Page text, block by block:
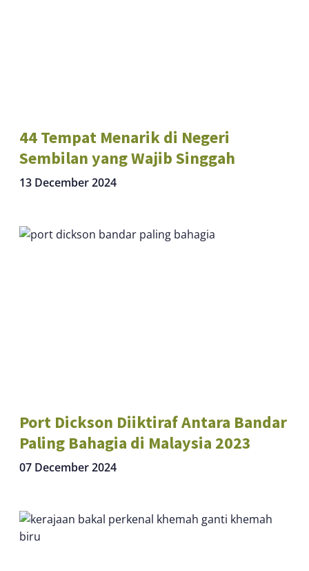
44 Tempat Menarik di Negeri
Sembilan yang Wajib Singgah
13 December 2024
Port Dickson Diiktiraf Antara Bandar
Paling Bahagia di Malaysia 2023
07 December 2024